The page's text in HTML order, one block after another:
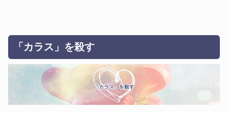
「カラス」を殺す
「カラス」を殺す